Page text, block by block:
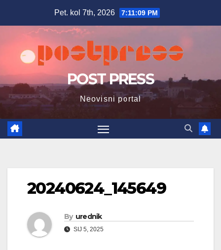
Pet. kol 7th, 2026 7:11:10 PM
POST PRESS
Neovisni portal
20240624_145649
By urednik
SIJ 5, 2025